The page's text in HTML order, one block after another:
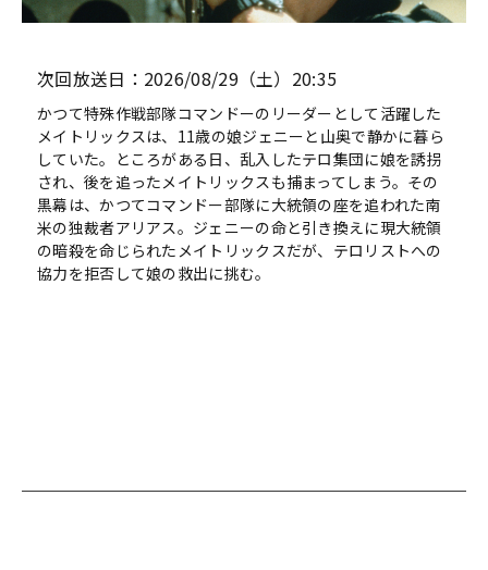
次回放送日：2026/08/29（土）20:35
かつて特殊作戦部隊コマンドーのリーダーとして活躍した
メイトリックスは、11歳の娘ジェニーと山奥で静かに暮ら
していた。ところがある日、乱入したテロ集団に娘を誘拐
され、後を追ったメイトリックスも捕まってしまう。その
黒幕は、かつてコマンドー部隊に大統領の座を追われた南
米の独裁者アリアス。ジェニーの命と引き換えに現大統領
の暗殺を命じられたメイトリックスだが、テロリストへの
協力を拒否して娘の救出に挑む。